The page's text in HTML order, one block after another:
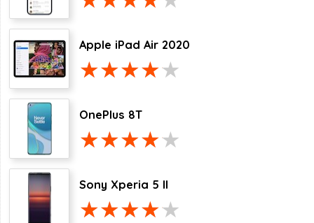
Apple iPad Air 2020
OnePlus 8T
Sony Xperia 5 II